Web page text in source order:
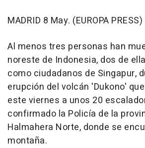
MADRID 8 May. (EUROPA PRESS)
Al menos tres personas han
noreste de Indonesia, dos de
como ciudadanos de Singapur,
erupción del volcán 'Dukono'
este viernes a unos 20
confirmado la Policía de la
Halmahera Norte, donde se
montaña.